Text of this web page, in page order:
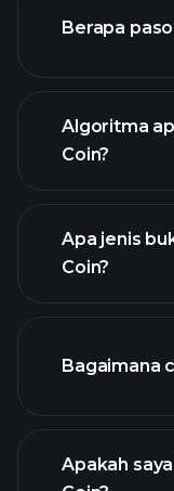
chart
Berapa
Algoritma
Coin?
Apa jenis
Coin?
Bagaimana
Apakah